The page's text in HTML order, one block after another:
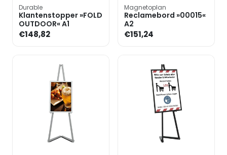
Durable
Klantenstopper »FOLD
OUTDOOR« A1
€148,82
Magnetoplan
Reclamebord »00015«
A2
€151,24